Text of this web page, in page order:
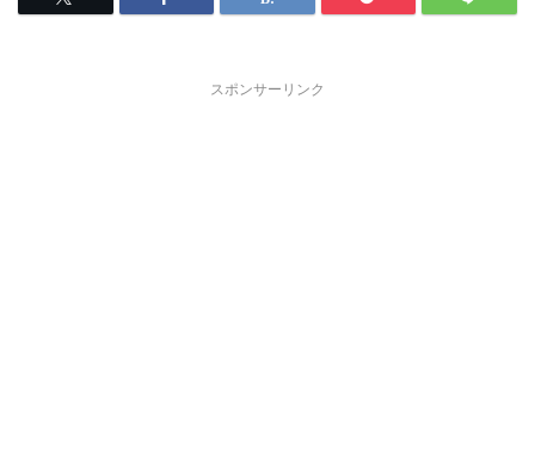
スポンサーリンク